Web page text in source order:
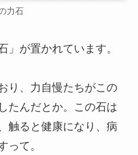
力石
」が置かれています。
り、力自慢たちがこの
たんだとか。この石は
触ると健康になり、病
って。